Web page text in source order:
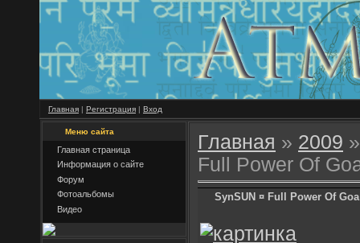
Главная | Регистрация | Вход
Меню сайта
Главная страница
Информация о сайте
Форум
Фотоальбомы
Видео
Главная » 2009 »
Full Power Of
SynSUN ¤ Full Power Of